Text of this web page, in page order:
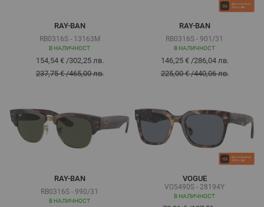
RAY-BAN
RB0316S - 13163M
В НАЛИЧНОСТ
154,54 €/302,25 лв.
237,75 €/465,00 лв.
RAY-BAN
RB0316S - 901/31
В НАЛИЧНОСТ
146,25 €/286,04 лв.
225,00 €/440,06 лв.
RAY-BAN
RB0316S - 990/31
В НАЛИЧНОСТ
VOGUE
VO5490S - 28194Y
В НАЛИЧНОСТ